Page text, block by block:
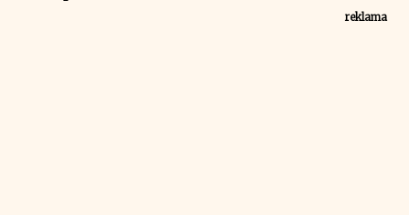
reklama